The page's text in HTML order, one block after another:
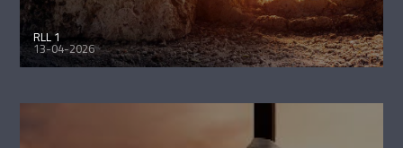
RLL 1
13-04-2026